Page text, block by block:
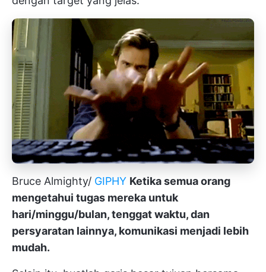
Bruce Almighty/ GIPHY Ketika semua orang
mengetahui tugas mereka untuk
hari/minggu/bulan, tenggat waktu, dan
persyaratan lainnya, komunikasi menjadi lebih
mudah.